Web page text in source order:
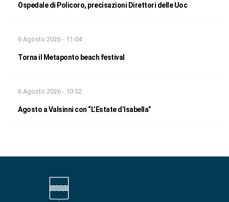
Ospedale di Policoro, precisazioni Direttori delle Uoc
6 Agosto 2026 - 11:04
Torna il Metaponto beach festival
6 Agosto 2026 - 10:52
Agosto a Valsinni con “L’Estate d’Isabella”